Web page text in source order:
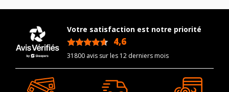
Votre satisfaction est notre priorité
4,6
31800 avis sur les 12 derniers mois